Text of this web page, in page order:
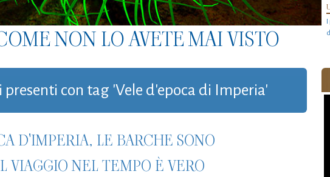
NON LO AVETE MAI VISTO
I
con tag 'Vele d'epoca di Imperia'
D'IMPERIA, LE BARCHE SONO
VIAGGIO NEL TEMPO È VERO